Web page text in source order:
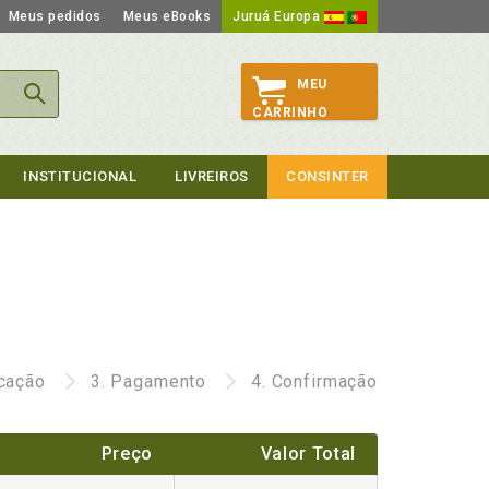
Meus pedidos Meus eBooks Juruá Europa
MEU
CARRINHO
INSTITUCIONAL LIVREIROS CONSINTER
3. Pagamento 4. Confirmação
Preço Valor Total